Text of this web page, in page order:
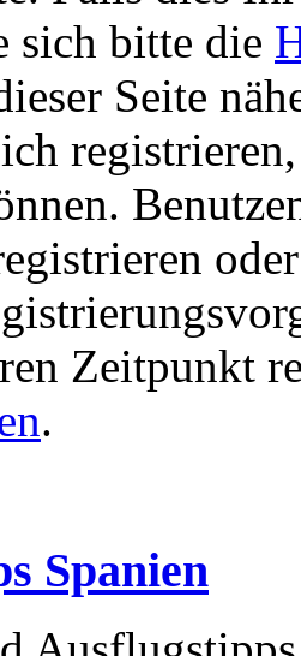
sich bitte die
Seite
Zeitpunkt
.
Spanien